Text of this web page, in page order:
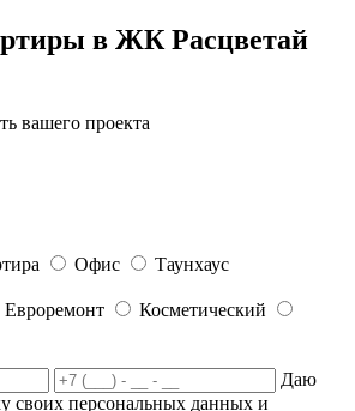
в ЖК Расцветай
вашего проекта
Офис
Таунхаус
Евроремонт
Косметический
Даю
своих персональных данных и